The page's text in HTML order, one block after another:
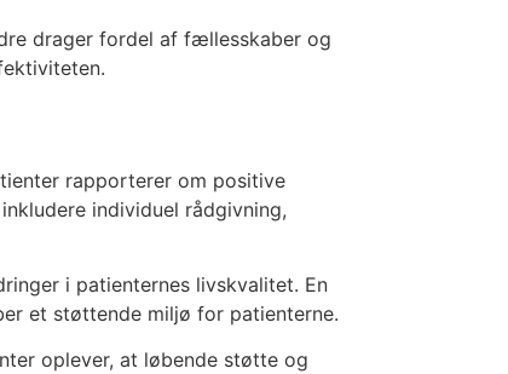
drager fordel af fællesskaber og
rapporterer om positive
individuel rådgivning,
i patienternes livskvalitet. En
et støttende miljø for patienterne.
oplever, at løbende støtte og